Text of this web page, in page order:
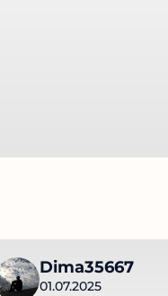
Dima35667
01.07.2025